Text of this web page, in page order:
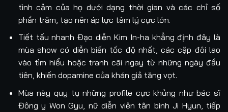
tình cảm của họ dưới dạng thời gian và các chỉ số
phần trăm, tạo nên áp lực tâm lý cực lớn.
Tiết tấu nhanh Đạo diễn Kim In-ha khẳng định đây là
mùa show có diễn biến tốc độ nhất, các cặp đôi lao
vào tìm hiểu hoặc tranh cãi ngay từ những ngày đầu
tiên, khiến dopamine của khán giả tăng vọt.
Mùa này quy tụ những profile cực khủng như bác sĩ
Đông y Won Gyu, nữ diễn viên tân binh Ji Hyun, tiếp